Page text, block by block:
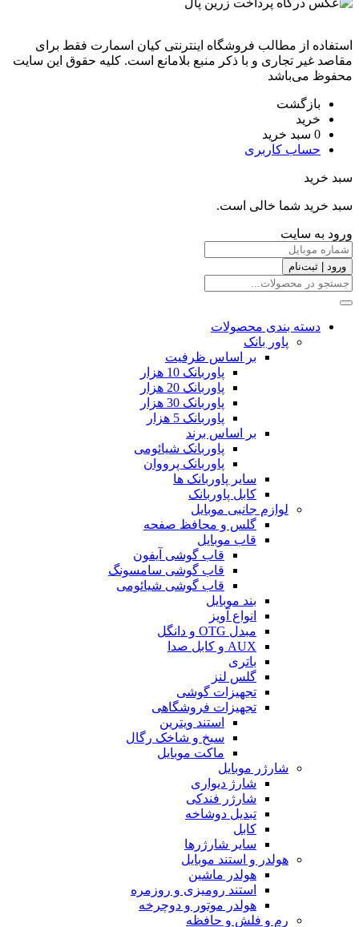
استفاده از مطالب فروشگاه اینترنتی کیان اسمارت فقط برای
مقاصد غیر تجاری و با ذکر منبع بلامانع است. کليه حقوق اين سايت
محفوظ می‌باشد
بازگشت
خرید
0 سبد خرید
حساب کاربری
سبد خرید
سبد خرید شما خالی است.
ورود به سایت
ورود | ثبت‌نام
دسته بندی محصولات
پاور بانک
بر اساس ظرفیت
پاوربانک 10 هزار
پاوربانک 20 هزار
پاوربانک 30 هزار
پاوربانک 5 هزار
بر اساس برند
پاوربانک شیائومی
پاوربانک پرووان
سایر پاوربانک ها
کابل پاوربانک
لوازم جانبی موبایل
گلس و محافظ صفحه
قاب موبایل
قاب گوشی آیفون
قاب گوشی سامسونگ
قاب گوشی شیائومی
بند موبایل
انواع آویز
مبدل OTG و دانگل
AUX و کابل صدا
باتری
گلس لنز
تجهیزات گوشی
تجهیزات فروشگاهی
استند ویترین
سیخ و شاخک رگال
ماکت موبایل
شارژر موبایل
شارژ دیواری
شارژر فندکی
تبدیل دوشاخه
کابل
سایر شارژرها
هولدر و استند موبایل
هولدر ماشین
استند رومیزی و روزمره
هولدر موتور و دوچرخه
رم و فلش و حافظه